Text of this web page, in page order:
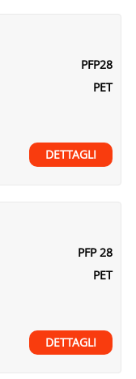
PFP28
PET
DETTAGLI
PFP 28
PET
DETTAGLI